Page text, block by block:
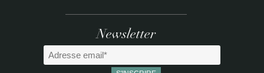
Newsletter